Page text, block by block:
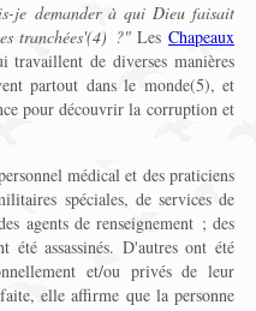
je demander à qui Dieu faisait
tranchées'(4) ?"LesChapeaux
travaillent de diverses manières
partout dans le monde(5), et
pour découvrir la corruption et
médical et des praticiens
spéciales, de services de
agents de renseignement ; des
été assassinés. D'autres ont été
et/ou privés de leur
elle affirme que la personne